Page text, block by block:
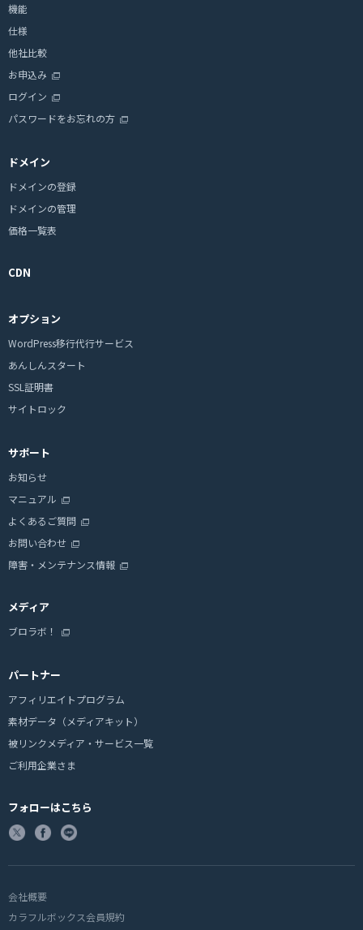
機能
仕様
他社比較
お申込み
ログイン
パスワードをお忘れの方
ドメイン
ドメインの登録
ドメインの管理
価格一覧表
CDN
オプション
WordPress移行代行サービス
あんしんスタート
SSL証明書
サイトロック
サポート
お知らせ
マニュアル
よくあるご質問
お問い合わせ
障害・メンテナンス情報
メディア
ブロラボ！
パートナー
アフィリエイトプログラム
素材データ（メディアキット）
被リンクメディア・サービス一覧
ご利用企業さま
フォローはこちら
会社概要
カラフルボックス会員規約